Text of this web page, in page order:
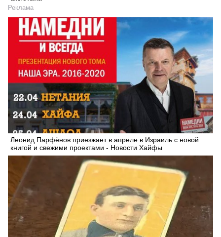
Реклама
Леонид Парфёнов приезжает в апреле в Израиль с новой
книгой и свежими проектами - Новости Хайфы